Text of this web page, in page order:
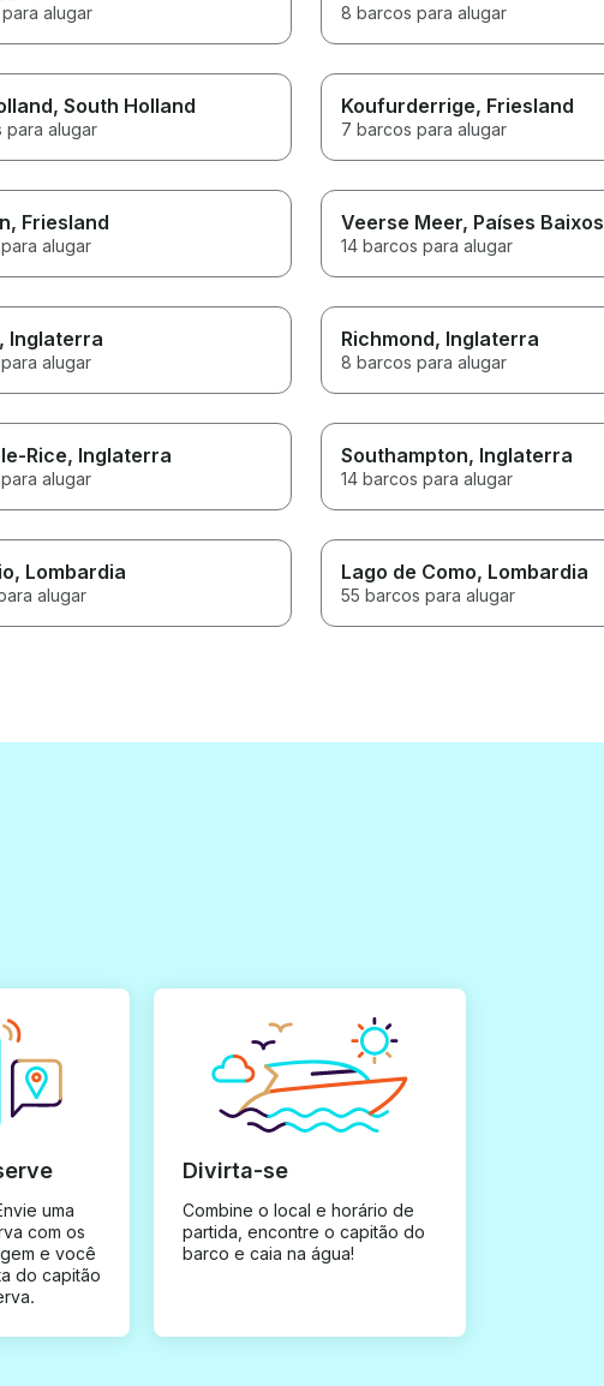
alugar 8 barcos para alugar
, South Holland
para alugar
Koufurderrige, Friesland
7 barcos para alugar
, Friesland
alugar
Veerse Meer, Países Baixos
14 barcos para alugar
, Inglaterra
alugar
Richmond, Inglaterra
8 barcos para alugar
Rice, Inglaterra
alugar
Southampton, Inglaterra
14 barcos para alugar
, Lombardia
alugar
Lago de Como, Lombardia
55 barcos para alugar
uma
com os
e você
do capitão
Divirta-se
Combine o local e horário de
partida, encontre o capitão do
barco e caia na água!